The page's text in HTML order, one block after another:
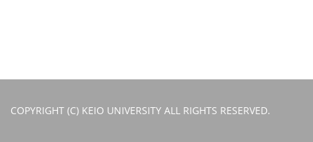
COPYRIGHT (C) KEIO UNIVERSITY ALL RIGHTS RESERVED.